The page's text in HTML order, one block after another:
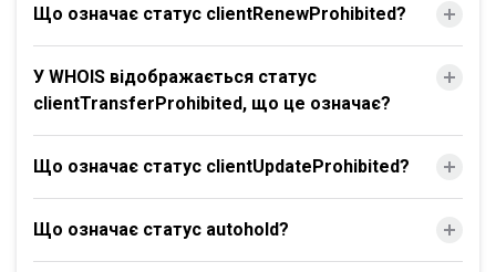
Що означає статус clientRenewProhibited?
У WHOIS відображається статус
clientTransferProhibited, що це означає?
Що означає статус clientUpdateProhibited?
Що означає статус autohold?